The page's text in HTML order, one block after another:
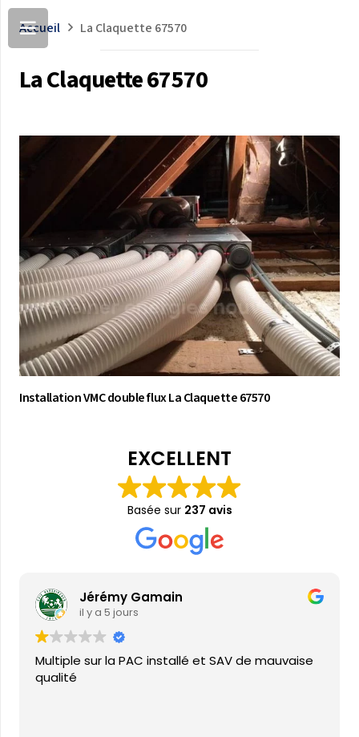
Accueil La Claquette 67570
La Claquette 67570
Installation VMC double flux La Claquette 67570
EXCELLENT
Basée sur 237 avis
Jérémy Gamain
il y a 5 jours
Multiple sur la PAC installé et SAV de mauvaise
qualité